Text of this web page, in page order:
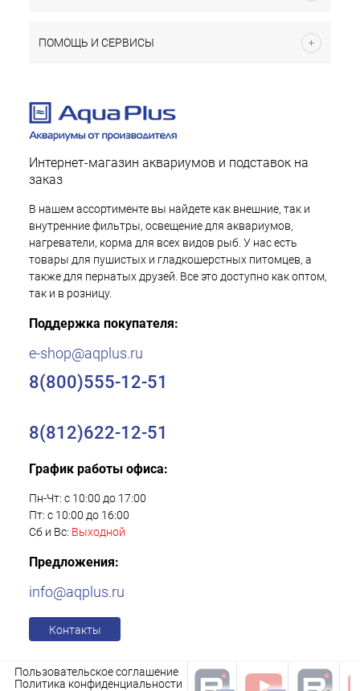
ПОМОЩЬ И СЕРВИСЫ
Интернет-магазин аквариумов и подставок на
заказ
В нашем ассортименте вы найдете как внешние, так и
внутренние фильтры, освещение для аквариумов,
нагреватели, корма для всех видов рыб. У нас есть
товары для пушистых и гладкошерстных питомцев, а
также для пернатых друзей. Все это доступно как оптом,
так и в розницу.
Поддержка покупателя:
e-shop@aqplus.ru
8(800)555-12-51
8(812)622-12-51
График работы офиса:
Пн-Чт: с 10:00 до 17:00
Пт: с 10:00 до 16:00
Сб и Вс: Выходной
Предложения:
info@aqplus.ru
Контакты
Пользовательское соглашение
Политика конфиденциальности